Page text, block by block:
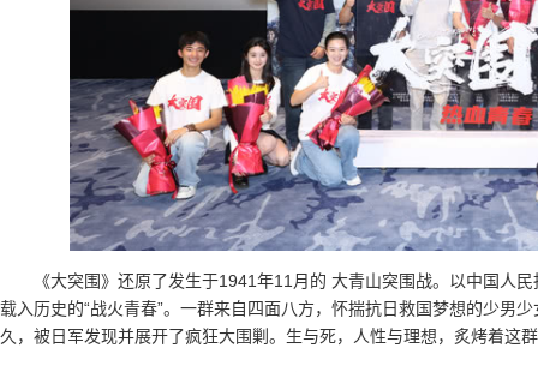
《大突围》还原了发生于1941年11月的 大青山突围战。以中国人
载入历史的“战火青春”。一群来自四面八方，怀揣抗日救国梦想的少男
久，被日军发现并展开了疯狂大围剿。生与死，人性与理想，炙烤着这